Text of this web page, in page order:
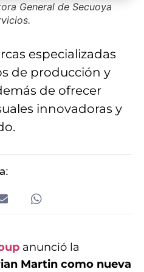
General de Secuoya
especializadas
de producción y
de ofrecer
innovadoras y
anunció la
Martin como nueva